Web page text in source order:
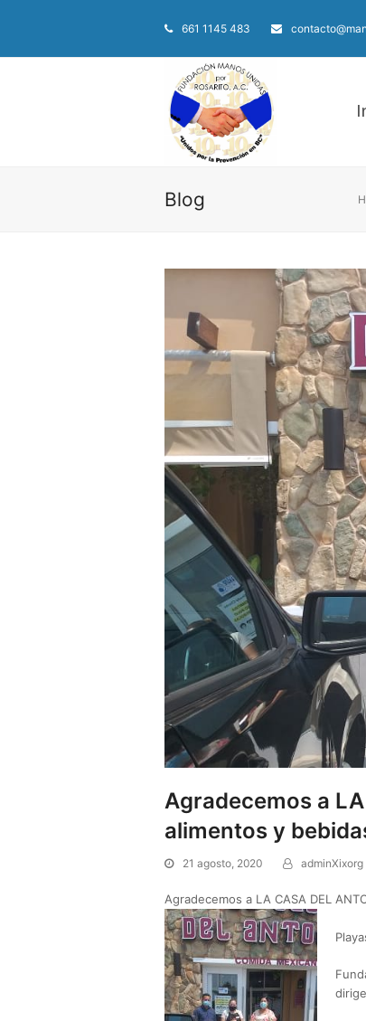
661 1145 483
Blog
Agradecemos a
alimentos y
21 agosto, 2020 adminXixorg
Agradecemos a LA CASA DEL